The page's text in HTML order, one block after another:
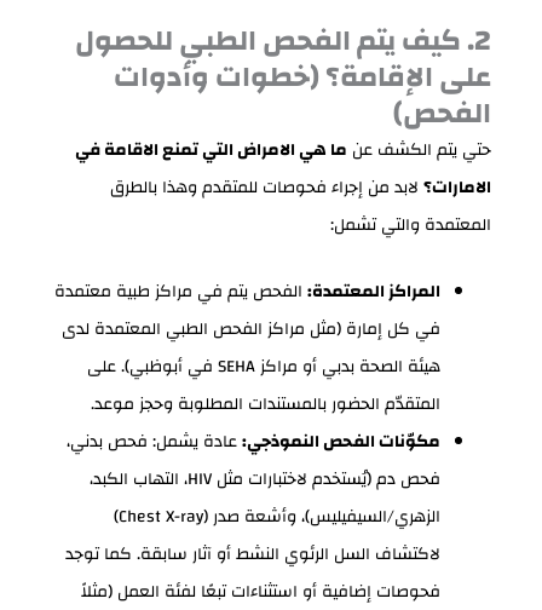
2. كيف يتم الفحص الطبي للحصول
على الإقامة؟ (خطوات وأدوات
الفحص)
حتي يتم الكشف عن ما هي الامراض التي تمنع الاقامة في
الامارات؟لابد من إجراء فحوصات للمتقدم وهذا بالطرق
المعتمدة والتي تشمل:
المراكز المعتمدة:الفحص يتم في مراكز طبية معتمدة
في كل إمارة (مثل مراكز الفحص الطبي المعتمدة لدى
هيئة الصحة بدبي أو مراكز SEHA في أبوظبي). على
المتقدّم الحضور بالمستندات المطلوبة وحجز موعد.
مكوّنات الفحص النموذجي:عادة يشمل: فحص بدني،
فحص دم (يُستخدم لاختبارات مثل HIV، التهاب الكبد،
الزهري/السيفيليس)، وأشعة صدر (Chest X-ray)
لاكتشاف السل الرئوي النشط أو آثار سابقة. كما توجد
فحوصات إضافية أو استثناءات تبعًا لفئة العمل (مثلاً